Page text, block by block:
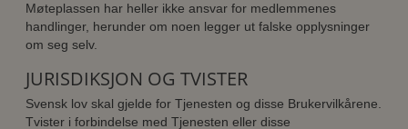
Møteplassen har heller ikke ansvar for medlemmenes
handlinger, herunder om noen legger ut falske opplysninger
om seg selv.
JURISDIKSJON OG TVISTER
Svensk lov skal gjelde for Tjenesten og disse Brukervilkårene.
Tvister i forbindelse med Tjenesten eller disse